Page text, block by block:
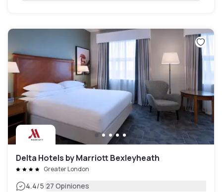
Delta Hotels by Marriott Bexleyheath
Greater London
4.4/5|27 Opiniones